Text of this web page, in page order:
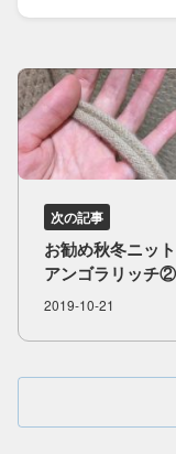
次の記事
お勧め秋​冬ニッ
アンゴラリッチ
2019-10-21